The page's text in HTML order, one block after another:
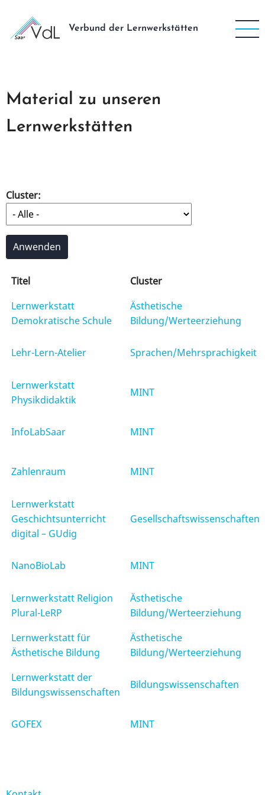
Inhalt
Verbund der Lernwerkstätten
Material zu unseren
Lernwerkstätten
Cluster:
Titel
Cluster
Lernwerkstatt
Demokratische Schule
Ästhetische
Bildung/Werteerziehung
Lehr-Lern-Atelier Sprachen/Mehrsprachigkeit
Lernwerkstatt
Physikdidaktik
MINT
InfoLabSaar MINT
Zahlenraum MINT
Lernwerkstatt
Geschichtsunterricht
digital – GUdig
Gesellschaftswissenschaften
NanoBioLab MINT
Lernwerkstatt Religion
Plural-LeRP
Ästhetische
Bildung/Werteerziehung
Lernwerkstatt für
Ästhetische Bildung
Ästhetische
Bildung/Werteerziehung
Lernwerkstatt der
Bildungswissenschaften
Bildungswissenschaften
GOFEX MINT